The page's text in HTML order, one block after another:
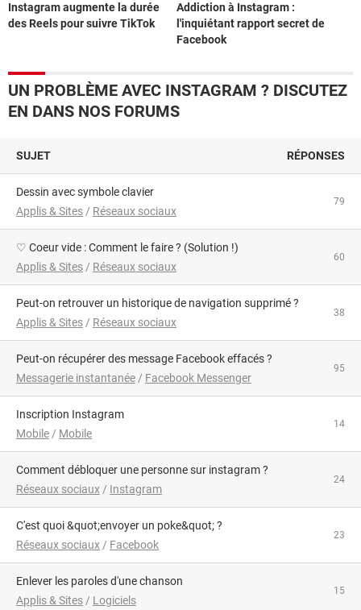
Instagram augmente la durée
des Reels pour suivre TikTok
Addiction à Instagram :
l'inquiétant rapport secret de
Facebook
UN PROBLÈME AVEC INSTAGRAM ? DISCUTEZ
EN DANS NOS FORUMS
SUJET RÉPONSES
dessin avec symbole clavier
Applis & Sites/ Réseaux sociaux
79
♡ Coeur vide : Comment le faire ? (Solution !)
Applis & Sites/ Réseaux sociaux
60
Peut-on retrouver un historique de navigation supprimé ?
Applis & Sites/ Réseaux sociaux
38
Peut-on récupérer des message Facebook effacés ?
Messagerie instantanée/ Facebook Messenger
95
Inscription Instagram
Mobile/ Mobile
14
Comment débloquer une personne sur instagram ?
Réseaux sociaux/ Instagram
24
C'est quoi &quot;envoyer un poke&quot; ?
Réseaux sociaux/ Facebook
23
Enlever les paroles d'une chanson
Applis & Sites/ Logiciels
15